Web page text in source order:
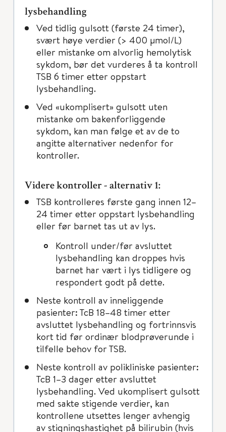
lysbehandling
Ved tidlig gulsott (første 24 timer),
svært høye verdier (> 400 μmol/L)
eller mistanke om alvorlig hemolytisk
sykdom, bør det vurderes å ta kontroll
TSB 6 timer etter oppstart
lysbehandling.
Ved «ukomplisert» gulsott uten
mistanke om bakenforliggende
sykdom, kan man følge et av de to
angitte alternativer nedenfor for
kontroller.
Videre kontroller - alternativ 1:
TSB kontrolleres første gang innen 12–
24 timer etter oppstart lysbehandling
eller før barnet tas ut av lys.
Kontroll under/før avsluttet
lysbehandling kan droppes hvis
barnet har vært i lys tidligere og
respondert godt på dette.
Neste kontroll av inneliggende
pasienter: TcB 18–48 timer etter
avsluttet lysbehandling og fortrinnsvis
kort tid før ordinær blodprøverunde i
tilfelle behov for TSB.
Neste kontroll av polikliniske pasienter:
TcB 1–3 dager etter avsluttet
lysbehandling. Ved ukomplisert gulsott
med sakte stigende verdier, kan
kontrollene utsettes lenger avhengig
av stigningshastighet på bilirubin (hvis